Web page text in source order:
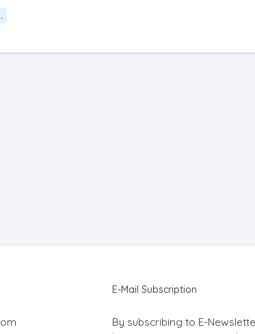
E-Mail Subscription
By subscribing to E-